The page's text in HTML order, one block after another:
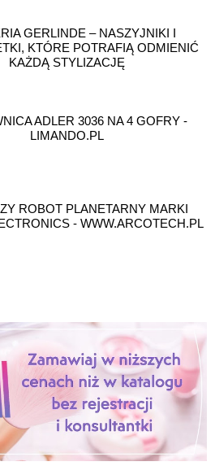
GERLINDE – NASZYJNIKI I
KTÓRE POTRAFIĄ ODMIENIĆ
KAŻDĄ STYLIZACJĘ
ADLER 3036 NA 4 GOFRY -
LIMANDO.PL
ROBOT PLANETARNY MARKI
- WWW.ARCOTECH.PL